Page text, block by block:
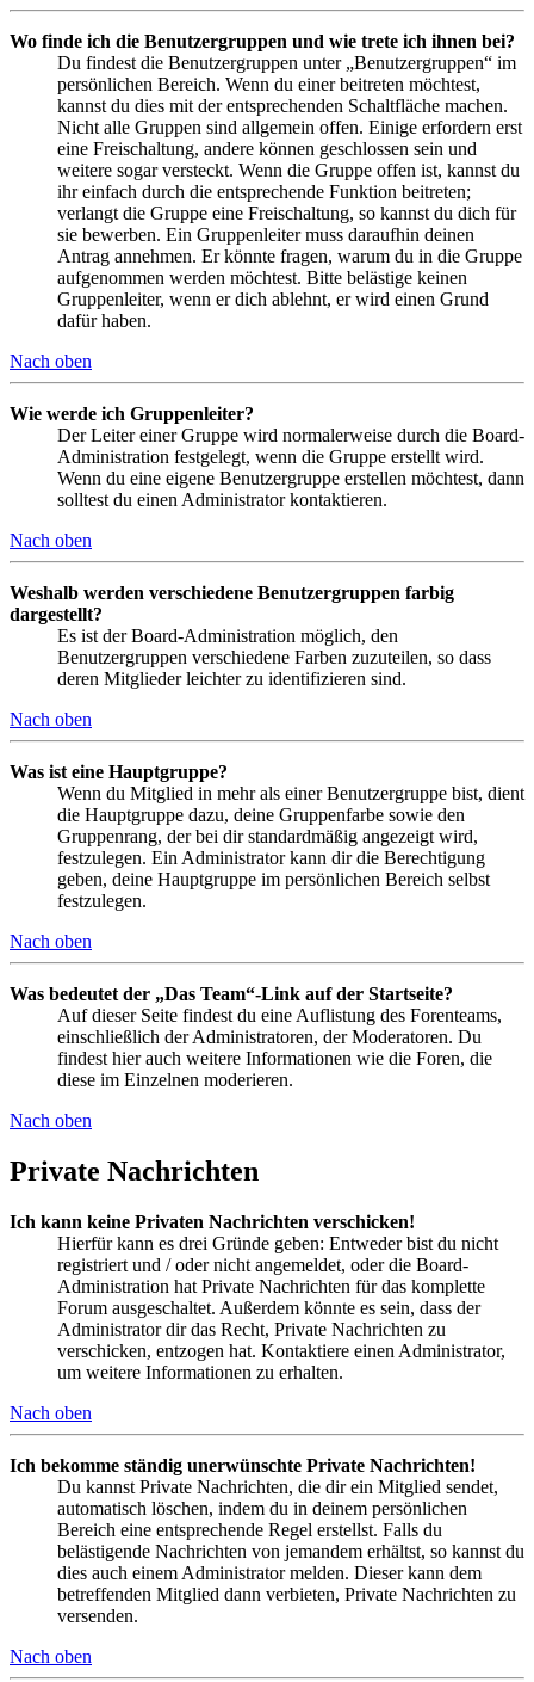
Wo finde ich die Benutzergruppen und wie trete ich ihnen bei?
Du findest die Benutzergruppen unter „Benutzergruppen“ im
persönlichen Bereich. Wenn du einer beitreten möchtest,
kannst du dies mit der entsprechenden Schaltfläche machen.
Nicht alle Gruppen sind allgemein offen. Einige erfordern erst
eine Freischaltung, andere können geschlossen sein und
weitere sogar versteckt. Wenn die Gruppe offen ist, kannst du
ihr einfach durch die entsprechende Funktion beitreten;
verlangt die Gruppe eine Freischaltung, so kannst du dich für
sie bewerben. Ein Gruppenleiter muss daraufhin deinen
Antrag annehmen. Er könnte fragen, warum du in die Gruppe
aufgenommen werden möchtest. Bitte belästige keinen
Gruppenleiter, wenn er dich ablehnt, er wird einen Grund
dafür haben.
Nach oben
Wie werde ich Gruppenleiter?
Der Leiter einer Gruppe wird normalerweise durch die Board-
Administration festgelegt, wenn die Gruppe erstellt wird.
Wenn du eine eigene Benutzergruppe erstellen möchtest, dann
solltest du einen Administrator kontaktieren.
Nach oben
Weshalb werden verschiedene Benutzergruppen farbig
dargestellt?
Es ist der Board-Administration möglich, den
Benutzergruppen verschiedene Farben zuzuteilen, so dass
deren Mitglieder leichter zu identifizieren sind.
Nach oben
Was ist eine Hauptgruppe?
Wenn du Mitglied in mehr als einer Benutzergruppe bist, dient
die Hauptgruppe dazu, deine Gruppenfarbe sowie den
Gruppenrang, der bei dir standardmäßig angezeigt wird,
festzulegen. Ein Administrator kann dir die Berechtigung
geben, deine Hauptgruppe im persönlichen Bereich selbst
festzulegen.
Nach oben
Was bedeutet der „Das Team“-Link auf der Startseite?
Auf dieser Seite findest du eine Auflistung des Forenteams,
einschließlich der Administratoren, der Moderatoren. Du
findest hier auch weitere Informationen wie die Foren, die
diese im Einzelnen moderieren.
Nach oben
Private Nachrichten
Ich kann keine Privaten Nachrichten verschicken!
Hierfür kann es drei Gründe geben: Entweder bist du nicht
registriert und / oder nicht angemeldet, oder die Board-
Administration hat Private Nachrichten für das komplette
Forum ausgeschaltet. Außerdem könnte es sein, dass der
Administrator dir das Recht, Private Nachrichten zu
verschicken, entzogen hat. Kontaktiere einen Administrator,
um weitere Informationen zu erhalten.
Nach oben
Ich bekomme ständig unerwünschte Private Nachrichten!
Du kannst Private Nachrichten, die dir ein Mitglied sendet,
automatisch löschen, indem du in deinem persönlichen
Bereich eine entsprechende Regel erstellst. Falls du
belästigende Nachrichten von jemandem erhältst, so kannst du
dies auch einem Administrator melden. Dieser kann dem
betreffenden Mitglied dann verbieten, Private Nachrichten zu
versenden.
Nach oben